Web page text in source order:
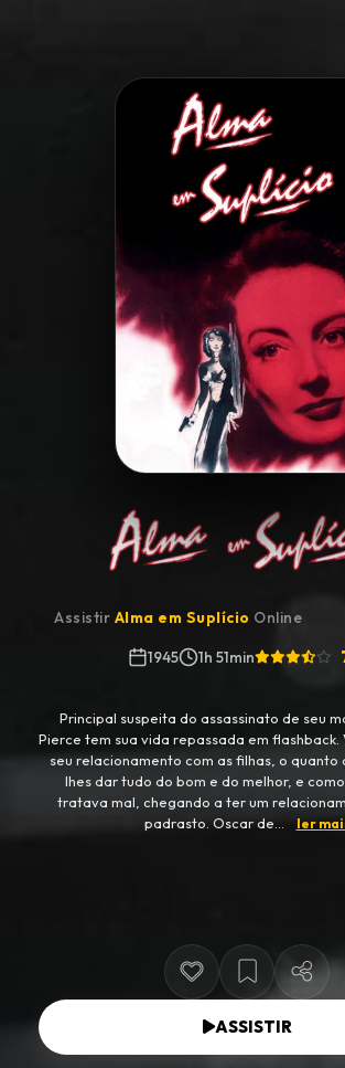
Minha Lista
Pesquisar
Assistir Alma em Suplício Online
1945
1h 51min
Principal suspeita do assassinato de seu
Pierce tem sua vida repassada em flashback.
seu relacionamento com as filhas, o quanto
lhes dar tudo do bom e do melhor, e
tratava mal, chegando a ter um
padrasto. Oscar de...
ler
ASSISTIR